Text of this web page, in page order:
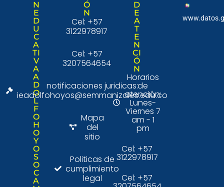
N
E
D
U
C
A
TI
V
A
A
D
O
L
F
O
H
O
Y
O
S
O
C
A
Ó
N
Cel: +57
3122978917
Cel: +57
3207564654
notificaciones juridicas:
ieadolfohoyos@semmanizales.edu.co
Mapa
del
sitio
Politicas de
cumplimiento
legal
D
E
A
T
E
N
CI
Ó
N
Horarios
de
atención:
Lunes-
Viernes 7
am - 1
pm
Cel: +57
3122978917
Cel: +57